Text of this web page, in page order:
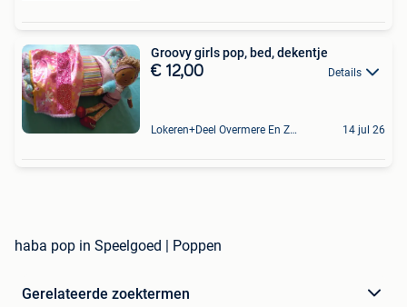
Groovy girls pop, bed, dekentje
€ 12,00 Details
Lokeren+Deel Overmere En Zele 14 jul 26
haba pop in Speelgoed | Poppen
Gerelateerde zoektermen